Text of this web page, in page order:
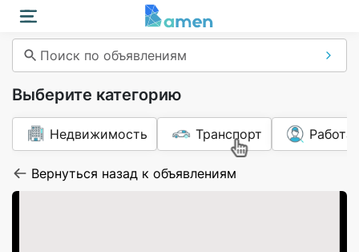
Поиск по объявлениям
Выберите категорию
Недвижимость Транспорт Работа
Вернуться назад к объявлениям